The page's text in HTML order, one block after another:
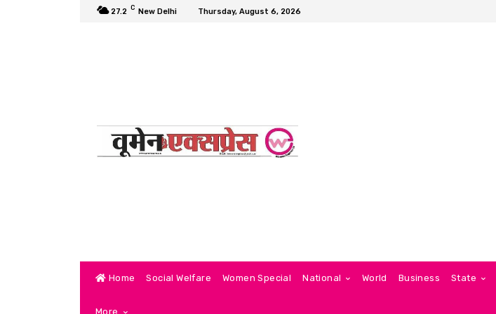
27.2 C New Delhi Thursday, August 6, 2026
Home Social Welfare Women Special National World Business State
More